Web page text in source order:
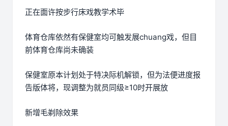
正在面许按步行床戏教学术毕
体育仓库依然有保健室均可触发展chuang戏，但目
前体育仓库尚未确装
保健室原本计划处于特决际机解锁，但为法便进度报
告版体将，现调整为就员同级≥10时开展放
新增毛剃除效果